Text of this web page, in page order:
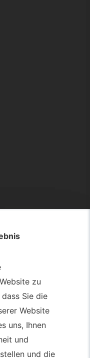
zu
Sie die
Website
uns, Ihnen
und
und die
zu
Sie die
Website
uns, Ihnen
und
und die